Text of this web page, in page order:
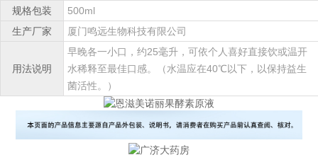
规格包装
500ml
生产厂家
厦门鸣远生物科技有限公司
用法说明
早晚各一小口，约25毫升，可依个人喜好直接饮或温开
水稀释至最佳口感。（水温应在40℃以下，以保持益生
菌活性。）